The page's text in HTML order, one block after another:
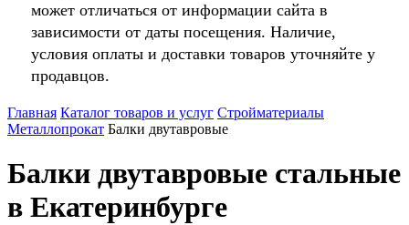
может отличаться от информации сайта в
зависимости от даты посещения. Наличие,
условия оплаты и доставки товаров уточняйте у
продавцов.
Главная Каталог товаров и услуг Стройматериалы
Металлопрокат Балки двутавровые
Балки двутавровые стальные
в Екатеринбурге